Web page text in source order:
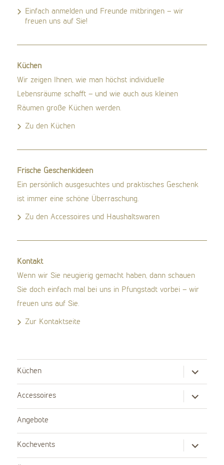
Einfach anmelden und Freunde mitbringen – wir
freuen uns auf Sie!
Küchen
Wir zeigen Ihnen, wie man höchst individuelle
Lebensräume schafft – und wie auch aus kleinen
Räumen große Küchen werden.
Zu den Küchen
Frische Geschenkideen
Ein persönlich ausgesuchtes und praktisches Geschenk
ist immer eine schöne Überraschung.
Zu den Accessoires und Haushaltswaren
Kontakt
Wenn wir Sie neugierig gemacht haben, dann schauen
Sie doch einfach mal bei uns in Pfungstadt vorbei – wir
freuen uns auf Sie.
Zur Kontaktseite
Küchen
Untermenü
anzeigen
Accessoires
Untermenü
anzeigen
Angebote
Kochevents
Untermenü
anzeigen